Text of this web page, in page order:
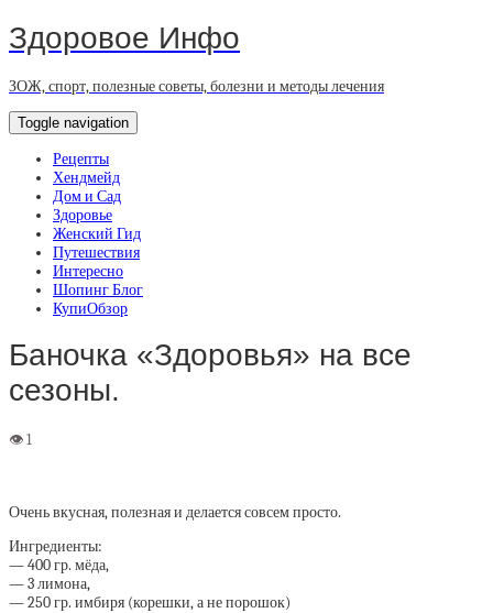
Здоровое Инфо
ЗОЖ, спорт, полезные советы, болезни и методы лечения
Toggle navigation
Рецепты
Хендмейд
Дом и Сад
Здоровье
Женский Гид
Путешествия
Интересно
Шопинг Блог
КупиОбзор
Баночка «Здоровья» на все
сезоны.
Очень вкусная, полезная и делается совсем просто.
Ингредиенты:
— 400 гр. мёда,
— 3 лимона,
— 250 гр. имбиря (корешки, а не порошок)